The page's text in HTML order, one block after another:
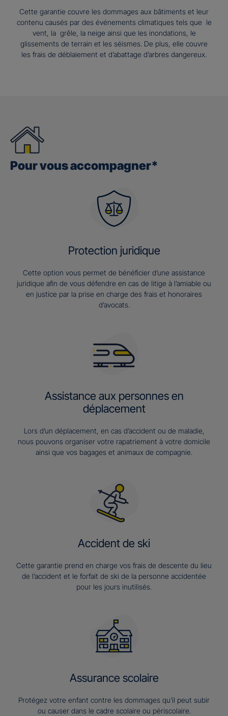
Cette garantie couvre les dommages aux bâtiments et leur
contenu causés par des événements climatiques tels que le
vent, la grêle, la neige ainsi que les inondations, le
glissements de terrain et les séismes. De plus, elle couvre
les frais de déblaiement et d’abattage d’arbres dangereux.
Pour vous accompagner*
Protection juridique
Cette option vous permet de bénéficier d’une assistance
juridique afin de vous défendre en cas de litige à l’amiable ou
en justice par la prise en charge des frais et honoraires
d’avocats.
Assistance aux personnes en
déplacement
Lors d’un déplacement, en cas d’accident ou de maladie,
nous pouvons organiser votre rapatriement à votre domicile
ainsi que vos bagages et animaux de compagnie.
Accident de ski
Cette garantie prend en charge vos frais de descente du lieu
de l’accident et le forfait de ski de la personne accidentée
pour les jours inutilisés.
Assurance scolaire
Protégez votre enfant contre les dommages qu’il peut subir
ou causer dans le cadre scolaire ou périscolaire.